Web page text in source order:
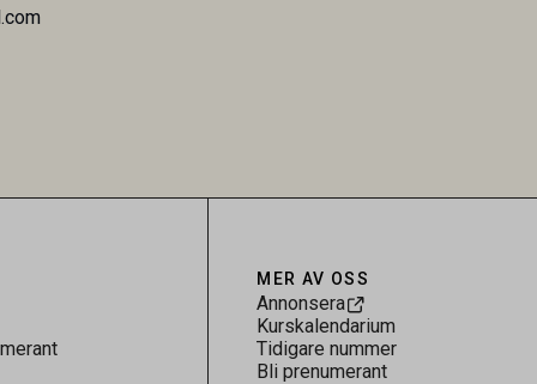
MER AV OSS
Annonsera
Kurskalendarium
Tidigare nummer
Bli prenumerant